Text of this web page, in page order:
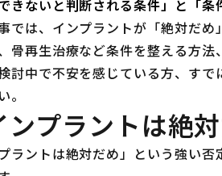
できないと判断される条件」と「
では、インプラントが「絶対だ
骨再生治療など条件を整える方法
討中で不安を感じている方、す
。
ンプラントは絶
プラントは絶対だめ」という強い